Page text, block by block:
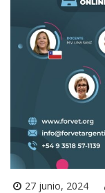
27 junio, 2024